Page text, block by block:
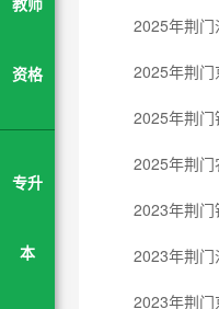
教师
资格
专升
本
2025年荆门
2025年荆门
2025年荆门
2025年荆门
2023年荆
2023年荆
2023年荆